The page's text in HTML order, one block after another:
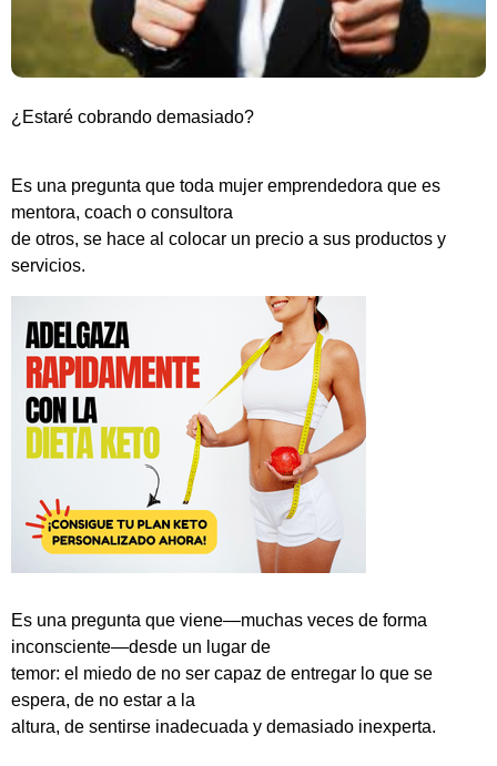
¿Estaré cobrando demasiado?
Es una pregunta que toda mujer emprendedora que es
mentora, coach o consultora
de otros, se hace al colocar un precio a sus productos y
servicios.
Es una pregunta que viene—muchas veces de forma
inconsciente—desde un lugar de
temor: el miedo de no ser capaz de entregar lo que se
espera, de no estar a la
altura, de sentirse inadecuada y demasiado inexperta.